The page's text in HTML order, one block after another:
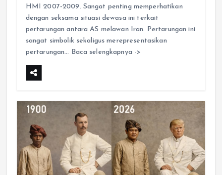
HMI 2007-2009. Sangat penting memperhatikan
dengan seksama situasi dewasa ini terkait
pertarungan antara AS melawan Iran. Pertarungan ini
sangat simbolik sekaligus merepresentasikan
pertarungan… Baca selengkapnya ->